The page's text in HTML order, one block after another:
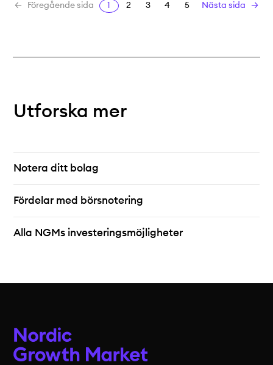
Föregående sida 1 2 3 4 5 Nästa sida
Utforska mer
Notera ditt bolag
Fördelar med börsnotering
Alla NGMs investeringsmöjligheter